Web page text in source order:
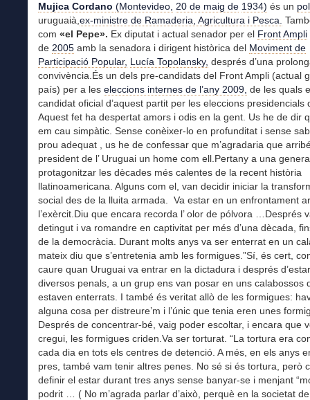
Mujica Cordano (Montevideo, 20 de maig de 1934) és un
uruguaià, ex-ministre de Ramaderia, Agricultura i Pesca.
com «el Pepe». Ex diputat i actual senador per el Front Ampli
de 2005 amb la senadora i dirigent històrica del Moviment de
Participació Popular, Lucía Topolansky, després d’una
convivència.És un dels pre-candidats del Front Ampli (actual
país) per a les eleccions internes de l’any 2009, de les quals
candidat oficial d’aquest partit per les eleccions presidencials
Aquest fet ha despertat amors i odis en la gent. Us he de dir
em cau simpàtic. Sense conèixer-lo en profunditat i sense
prou adequat , us he de confessar que m’agradaria que
president de l’ Uruguai un home com ell.Pertany a una
protagonitzar les dècades més calentes de la recent història
llatinoamericana. Alguns com el, van decidir iniciar la
social des de la lluita armada. Va estar en un enfrontament
l’exèrcit.Diu que encara recorda l’ olor de pólvora …Després
detingut i va romandre en captivitat per més d’una dècada,
de la democràcia. Durant molts anys va ser enterrat en un
mateix diu que s’entretenia amb les formigues.”Sí, és cert,
caure quan Uruguai va entrar en la dictadura i després
diversos penals, a un grup ens van posar en uns calabossos
estaven enterrats. I també és veritat allò de les formigues:
alguna cosa per distreure’m i l’únic que tenia eren unes
Després de concentrar-bé, vaig poder escoltar, i encara que
cregui, les formigues criden.Va ser torturat. “La tortura era
cada dia en tots els centres de detenció. A més, en els anys
pres, també vam tenir altres penes. No sé si és tortura, però
definir el estar durant tres anys sense banyar-se i menjant
podrit … ( No m’agrada parlar d’això, perquè en la societat